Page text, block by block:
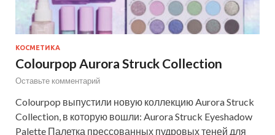
КОСМЕТИКА
Colourpop Aurora Struck Collection
Оставьте комментарий
Colourpop выпустили новую коллекцию Aurora Struck
Collection, в которую вошли: Aurora Struck Eyeshadow
Palette Палетка прессованных пудровых теней для